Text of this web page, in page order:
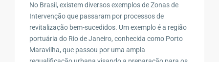
No Brasil, existem diversos exemplos de Zonas de
Intervenção que passaram por processos de
revitalização bem-sucedidos. Um exemplo é a região
portuária do Rio de Janeiro, conhecida como Porto
Maravilha, que passou por uma ampla